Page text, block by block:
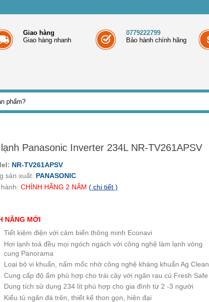
Giao hàng
Giao hàng nhanh
0779222799
Bảo hành chính hãng
Panasonic Inverter 234L NR-TV261APSV
NR-TV261APSV
sản xuất: PANASONIC
CHÍNH HÃNG 2 NĂM ( chi tiết )
NĂNG MỚI
Tiết kiệm điện với cảm biến thông minh Econavi
Hơi lạnh toả đều mọi ngóch ngách với công nghệ làm lạnh vòng
cung Panorama
Loại bỏ vi khuẩn, nấm mốc nhờ công nghệ kháng khuẩn Ag Clean
Cung cấp độ ẩm phù hợp cho trái cây với ngăn rau củ Fresh Safe
Dung tích sử dụng 234 lít phù hợp cho gia đình từ 2 -3 người
Kiểu tủ ngăn đá trên, thiết kế thon gọn, hiện đại